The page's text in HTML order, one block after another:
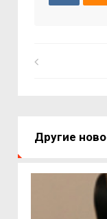
Другие